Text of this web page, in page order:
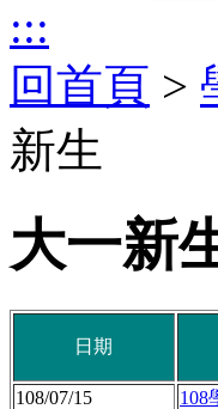
:::
回首頁 >
新生
大一新
日期
108/07/15 108